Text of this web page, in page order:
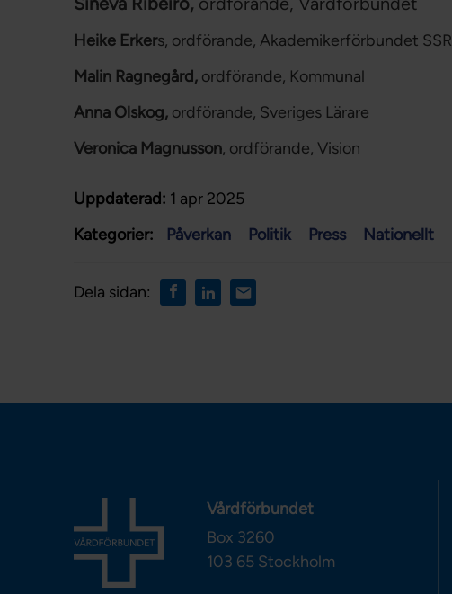
Heike Erkers, ordförande, Akademikerförbundet SSR
Malin Ragnegård, ordförande, Kommunal
Anna Olskog, ordförande, Sveriges Lärare
Veronica Magnusson, ordförande, Vision
Uppdaterad: 1 apr 2025
Kategorier:
Påverkan Politik Press Nationellt
Dela sidan:
Vårdförbundet
Box 3260
103 65 Stockholm